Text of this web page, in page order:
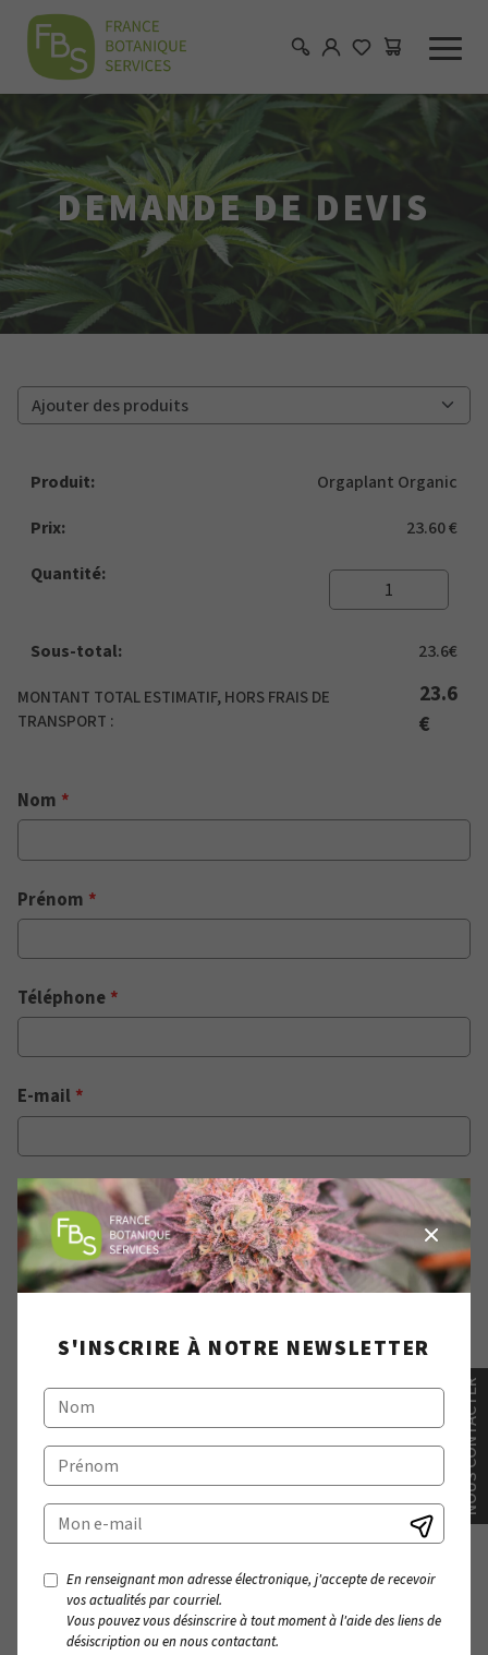
DEMANDE DE DEVIS
Ajouter des produits
Orgaplant Organic
23.60€
23.6€
MONTANT TOTAL ESTIMATIF, HORS FRAIS DE
TRANSPORT :
23.6
€
Nom *
Prénom *
Téléphone *
E-mail *
Nom entreprise
N° Siret
N° TVA intracommunautaire
ADRESSE DE FACTURATION
Pays*
Code postal*
S'INSCRIRE À NOTRE NEWSLETTER
En renseignant mon adresse électronique, j'accepte de recevoir
vos actualités par courriel.
Vous pouvez vous désinscrire à tout moment à l'aide des liens de
désiscription ou en nous contactant.
NOUS CONTACTER